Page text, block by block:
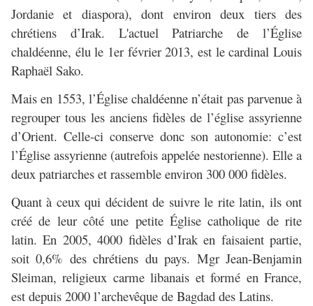
Jordanie et diaspora), dont environ deux tiers des
chrétiens d’Irak. L'actuel Patriarche de l’Église
chaldéenne, élu le 1er février 2013, est le cardinal Louis
Raphaël Sako.
Mais en 1553, l’Église chaldéenne n’était pas parvenue à
regrouper tous les anciens fidèles de l’église assyrienne
d’Orient. Celle-ci conserve donc son autonomie: c’est
l’Église assyrienne (autrefois appelée nestorienne). Elle a
deux patriarches et rassemble environ 300 000 fidèles.
Quant à ceux qui décident de suivre le rite latin, ils ont
créé de leur côté une petite Église catholique de rite
latin. En 2005, 4000 fidèles d’Irak en faisaient partie,
soit 0,6% des chrétiens du pays. Mgr Jean-Benjamin
Sleiman, religieux carme libanais et formé en France,
est depuis 2000 l’archevêque de Bagdad des Latins.